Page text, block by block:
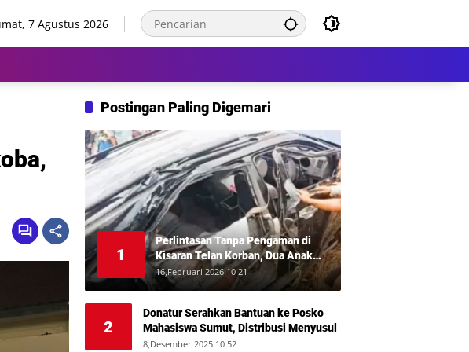
7 Agustus 2026
Postingan Paling Digemari
1
Perlintasan Tanpa Pengaman di
Kisaran Telan Korban, Dua Anak
Meninggal Disambar KA Putri Deli
16,Februari 2026 10 21
2
Donatur Serahkan Bantuan ke Posko
Mahasiswa Sumut, Distribusi Menyusul
8,Desember 2025 10 52